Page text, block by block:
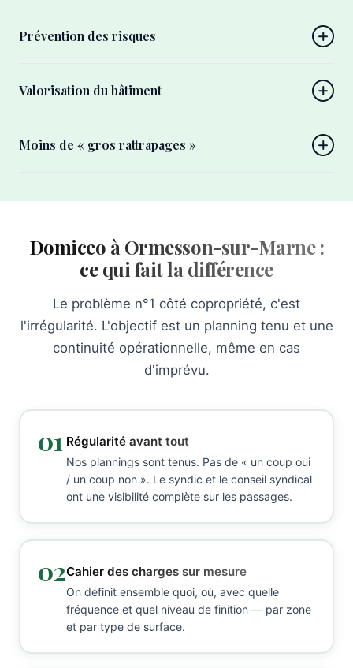
Prévention des risques
Valorisation du bâtiment
Moins de « gros rattrapages »
Domiceo à Ormesson-sur-Marne :
ce qui fait la différence
Le problème n°1 côté copropriété, c'est
l'irrégularité. L'objectif est un planning tenu et une
continuité opérationnelle, même en cas
d'imprévu.
01 Régularité avant tout
Nos plannings sont tenus. Pas de « un coup oui
/ un coup non ». Le syndic et le conseil syndical
ont une visibilité complète sur les passages.
02Cahier des charges sur mesure
On définit ensemble quoi, où, avec quelle
fréquence et quel niveau de finition — par zone
et par type de surface.